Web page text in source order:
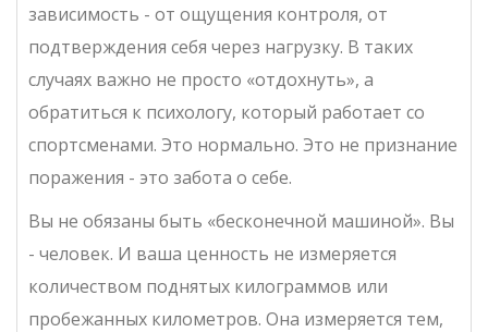
зависимость - от ощущения контроля, от
подтверждения себя через нагрузку. В таких
случаях важно не просто «отдохнуть», а
обратиться к психологу, который работает со
спортсменами. Это нормально. Это не признание
поражения - это забота о себе.
Вы не обязаны быть «бесконечной машиной». Вы
- человек. И ваша ценность не измеряется
количеством поднятых килограммов или
пробежанных километров. Она измеряется тем,